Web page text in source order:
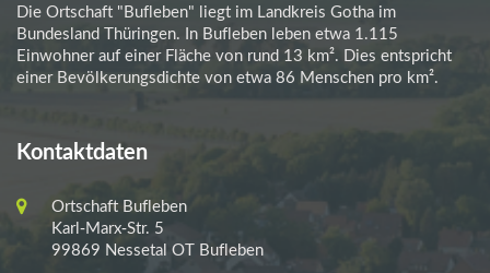
Die Ortschaft "Bufleben" liegt im Landkreis Gotha im
Bundesland Thüringen. In Bufleben leben etwa 1.115
Einwohner auf einer Fläche von rund 13 km². Dies entspricht
einer Bevölkerungsdichte von etwa 86 Menschen pro km².
Kontaktdaten
Ortschaft Bufleben
Karl-Marx-Str. 5
99869 Nessetal OT Bufleben